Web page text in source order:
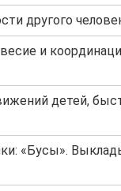
другого
и
детей,
«Бусы».